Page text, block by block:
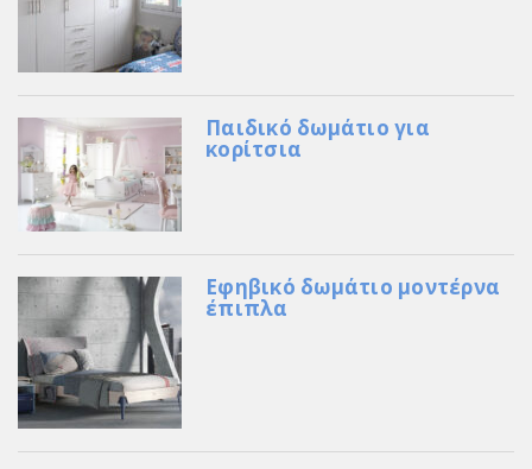
Παιδικό δωμάτιο για
κορίτσια
Εφηβικό δωμάτιο μοντέρνα
έπιπλα